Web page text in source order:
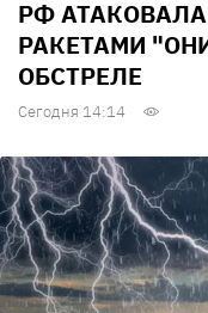
РФ
РАКЕТАМИ
ОБСТРЕЛЕ
Сегодня 14:14